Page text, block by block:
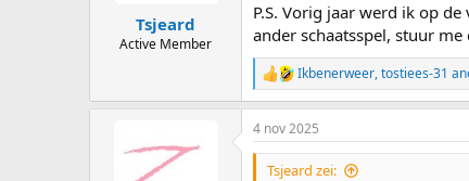
:
Tsjeard
Active Member
P.S. Vorig jaar werd ik op
ander schaatsspel, stuur
R
e
a
c
t
Ikbenerweer,tostiees-31
4 nov 2025
Tsjeard zei: